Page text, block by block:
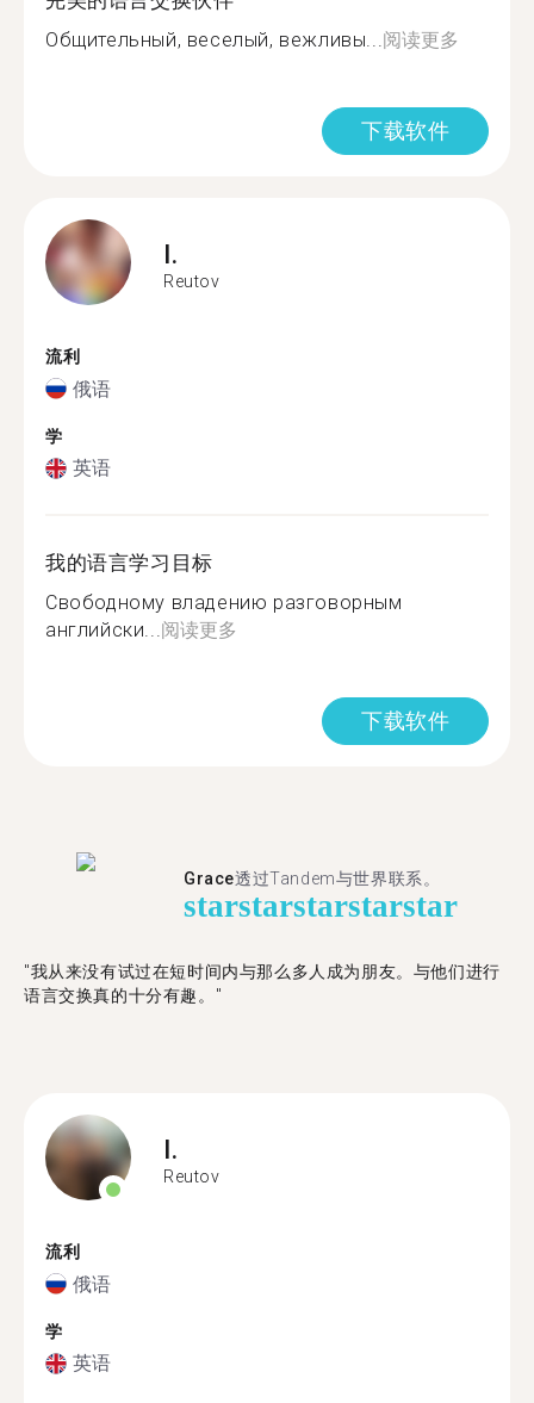
Общительный, веселый, вежливы...阅读更多
下载软件
I.
Reutov
流利
俄语
学
英语
我的语言学习目标
Свободному владению разговорным
английски...阅读更多
下载软件
Grace透过Tandem与世界联系。
starstarstarstarstar
"我从来没有试过在短时间内与那么多人成为朋友。与他们进行
语言交换真的十分有趣。"
I.
Reutov
流利
俄语
学
英语